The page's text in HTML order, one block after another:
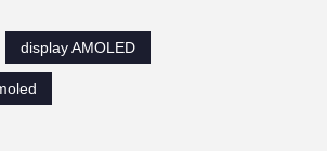
display AMOLED